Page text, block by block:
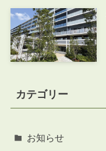
カテゴリー
お知らせ